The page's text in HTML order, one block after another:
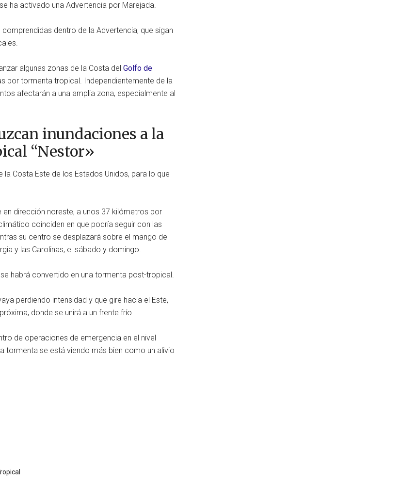
ha activado una Advertencia por Marejada.
dentro de la Advertencia, que sigan
algunas zonas de la Costa del Golfo de
por tormenta tropical. Independientemente de la
afectarán a una amplia zona, especialmente al
inundaciones a la
“Nestor»
Costa Este de los Estados Unidos, para lo que
dirección noreste, a unos 37 kilómetros por
coinciden en que podría seguir con las
su centro se desplazará sobre el mango de
y las Carolinas, el sábado y domingo.
habrá convertido en una tormenta post-tropical.
perdiendo intensidad y que gire hacia el Este,
donde se unirá a un frente frío.
de operaciones de emergencia en el nivel
tormenta se está viendo más bien como un alivio